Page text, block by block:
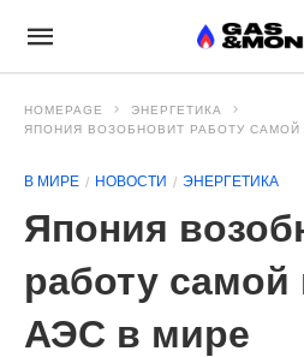
HOMEPAGE
ЭНЕРГЕТИКА
ЯПОНИЯ ВОЗОБНОВИТ РАБОТУ
В МИРЕ НОВОСТИ ЭНЕРГЕТИКА
Япония
работу
АЭС в мире